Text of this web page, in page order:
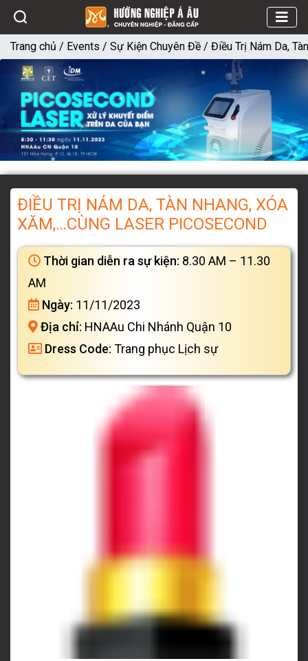
Trang chủ / Events / Sự Kiện Chuyên Đề / Điều Trị Nám Da,
ĐIỀU TRỊ NÁM DA, TÀN NHANG, XÓA
XĂM,…CÙNG LASER PICOSECOND
Thời gian diễn ra sự kiện: 8.30 AM – 11.30
AM
Ngày: 11/11/2023
Địa chỉ: HNAAu Chi Nhánh Quận 10
Dress Code: Trang phục Lịch sự